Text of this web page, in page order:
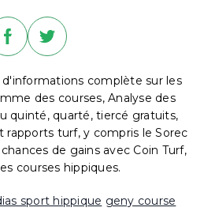
complète sur les
des courses, Analyse des
quinté, quarté, tiercé gratuits,
rapports turf, y compris le Sorec
de gains avec Coin Turf,
courses hippiques.
sport hippique geny course